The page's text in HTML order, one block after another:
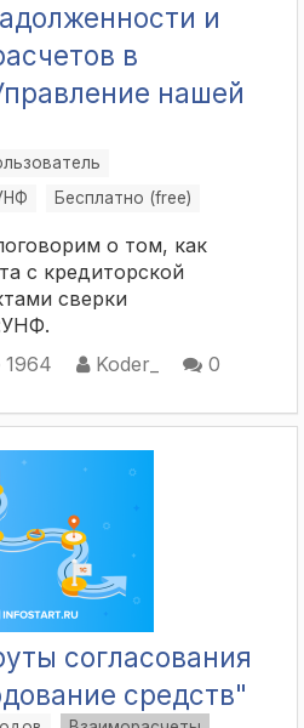
и
в
нашей
Бесплатно (free)
о том, как
с кредиторской
сверки
1964 Koder_ 0
согласования
средств"